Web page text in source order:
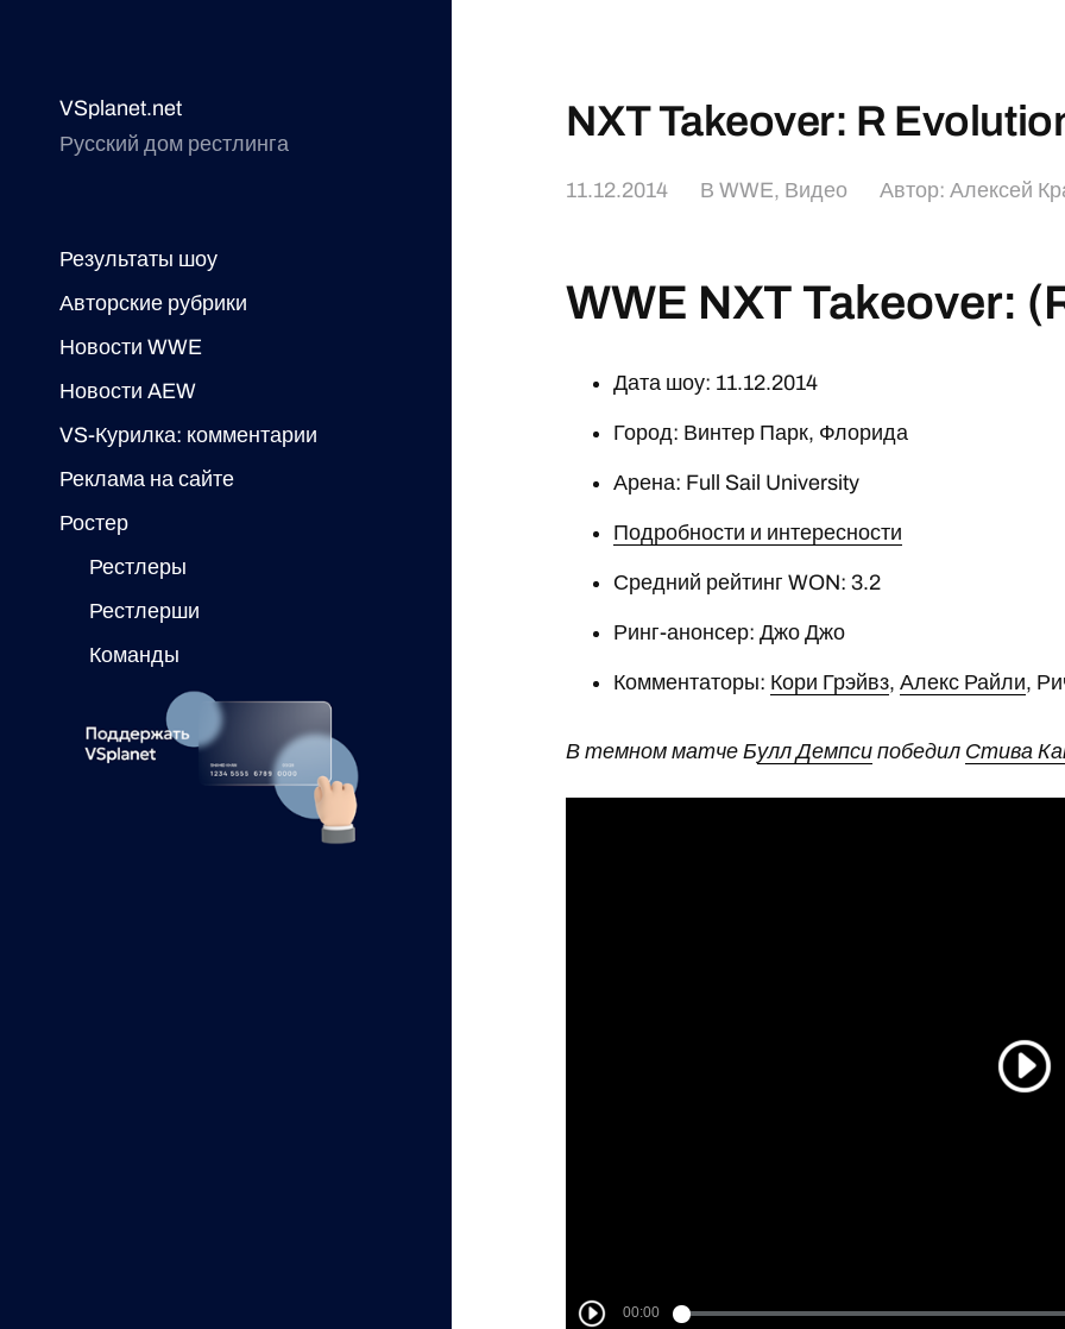
VSplanet.net
Русский дом рестлинга
Результаты шоу
Авторские рубрики
Новости WWE
Новости AEW
VS-Курилка: комментарии
Реклама на сайте
Ростер
Рестлеры
Рестлерши
Команды
NXT Takeover: R
11.12.2014 ВWWE, Видео Автор:Алексей
WWE NXT Takeover:
Дата шоу: 11.12.2014
Город: Винтер Парк, Флорида
Арена: Full Sail University
Подробности и интересности
Средний рейтинг WON: 3.2
Ринг-анонсер: Джо Джо
Комментаторы: Кори Грэйвз,Алекс Райли,
В темном матче Булл Демпси победил Стива